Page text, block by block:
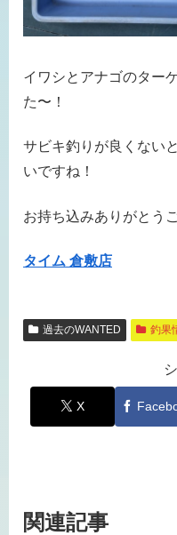
イワシとアナゴのター
た〜！
サビキ釣りが良くない
いですね！
お持ち込みありがとう
タイム 倉敷店
過去のWANTED 釣果
X
関連記事